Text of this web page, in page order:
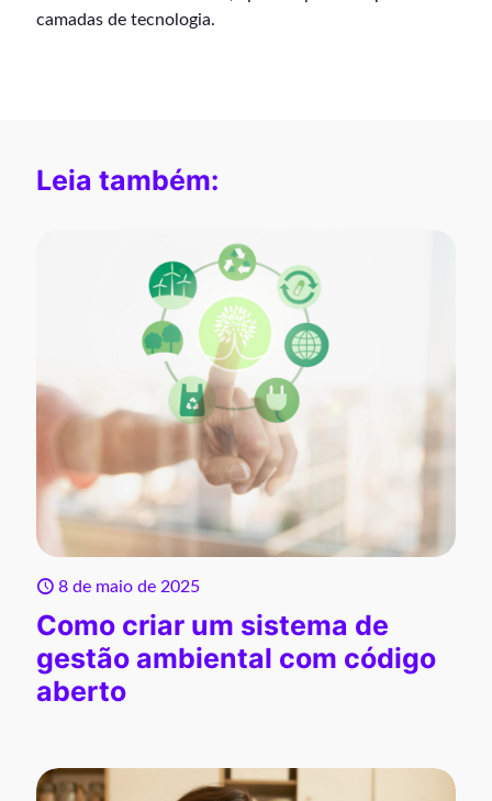
camadas de tecnologia.
Leia também:
8 de maio de 2025
Como criar um sistema de
gestão ambiental com código
aberto